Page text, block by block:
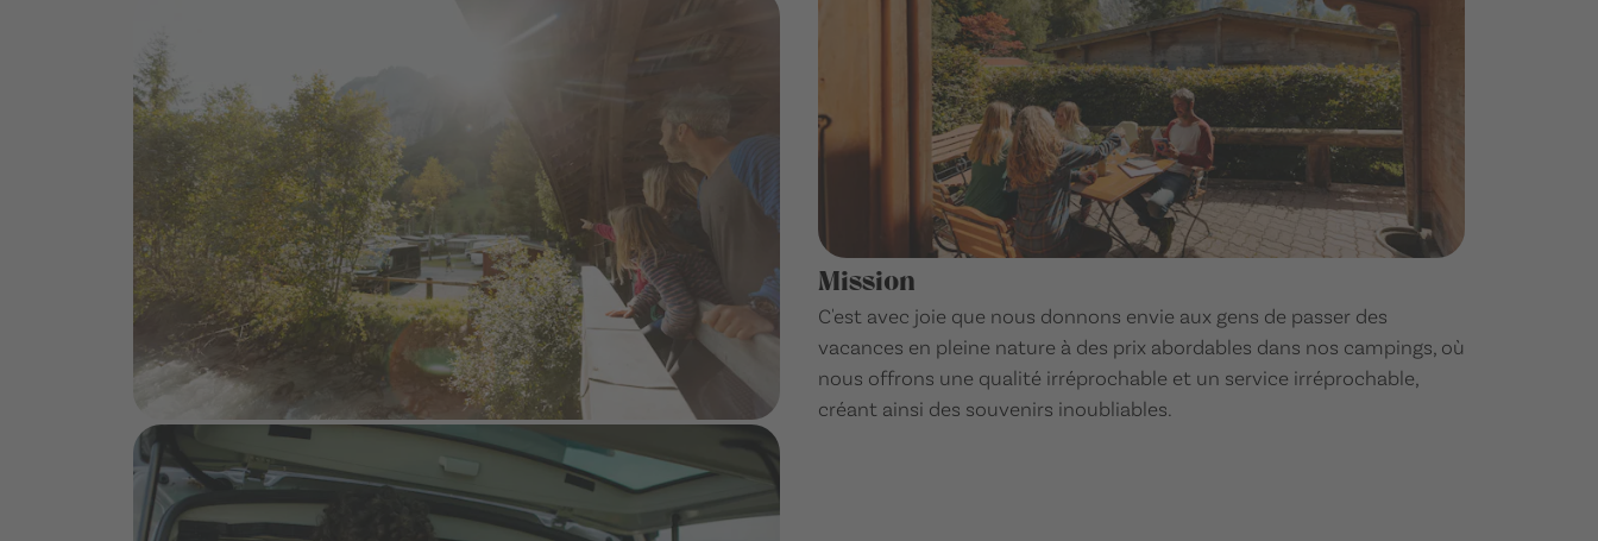
Mission
C'est avec joie que nous donnons envie aux gens de passer des
vacances en pleine nature à des prix abordables dans nos campings, où
nous offrons une qualité irréprochable et un service irréprochable,
créant ainsi des souvenirs inoubliables.